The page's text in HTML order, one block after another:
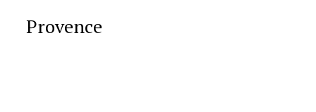
Provence